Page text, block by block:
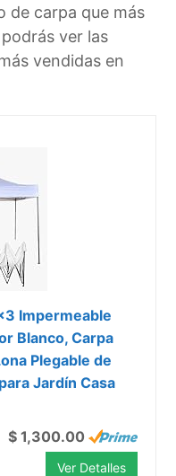
de carpa que más
ver las
vendidas en
Impermeable
Blanco, Carpa
Plegable de
Jardín Casa
$ 1,300.00
Ver Detalles